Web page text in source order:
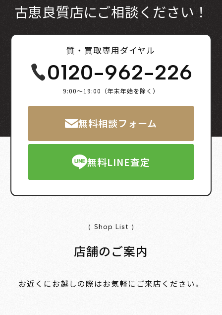
古恵良質店にご相談ください！
質・買取専用ダイヤル
0120-962-226
9:00～19:00（年末年始を除く）
無料相談フォーム
無料LINE査定
（ Shop List ）
店舗のご案内
お近くにお越しの際はお気軽にご来店ください。